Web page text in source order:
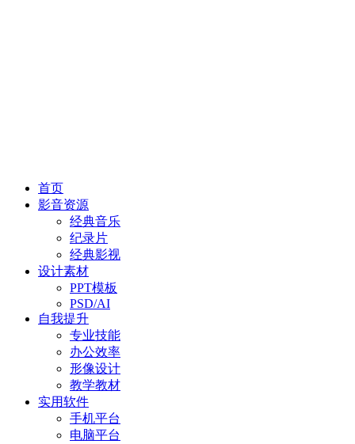
首页
影音资源
经典音乐
纪录片
经典影视
设计素材
PPT模板
PSD/AI
自我提升
专业技能
办公效率
形像设计
教学教材
实用软件
手机平台
电脑平台